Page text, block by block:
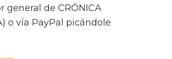
general de CRÓNICA
o vía PayPal picándole